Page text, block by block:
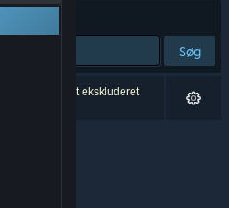
Søg
8 titler er blevet ekskluderet